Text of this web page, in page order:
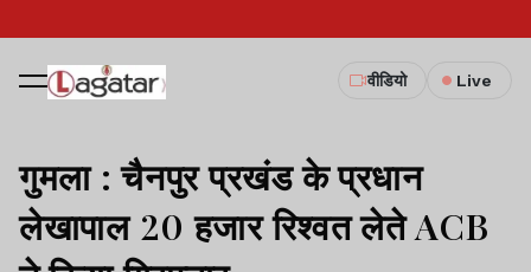
वीडियो Live
गुमला : चैनपुर प्रखंड के प्रधान
लेखापाल 20 हजार रिश्वत लेते ACB